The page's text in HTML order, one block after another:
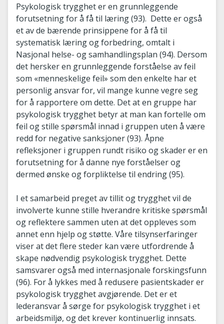
Psykologisk trygghet er en grunnleggende
forutsetning for å få til læring (93). Dette er også
et av de bærende prinsippene for å få til
systematisk læring og forbedring, omtalt i
Nasjonal helse- og samhandlingsplan (94). Dersom
det hersker en grunnleggende forståelse av feil
som «menneskelige feil» som den enkelte har et
personlig ansvar for, vil mange kunne vegre seg
for å rapportere om dette. Det at en gruppe har
psykologisk trygghet betyr at man kan fortelle om
feil og stille spørsmål innad i gruppen uten å være
redd for negative sanksjoner (93). Åpne
refleksjoner i gruppen rundt risiko og skader er en
forutsetning for å danne nye forståelser og
dermed ønske og forpliktelse til endring (95).
I et samarbeid preget av tillit og trygghet vil de
involverte kunne stille hverandre kritiske spørsmål
og reflektere sammen uten at det oppleves som
annet enn hjelp og støtte. Våre tilsynserfaringer
viser at det flere steder kan være utfordrende å
skape nødvendig psykologisk trygghet. Dette
samsvarer også med internasjonale forskingsfunn
(96). For å lykkes med å redusere pasientskader er
psykologisk trygghet avgjørende. Det er et
lederansvar å sørge for psykologisk trygghet i et
arbeidsmiljø, og det krever kontinuerlig innsats.